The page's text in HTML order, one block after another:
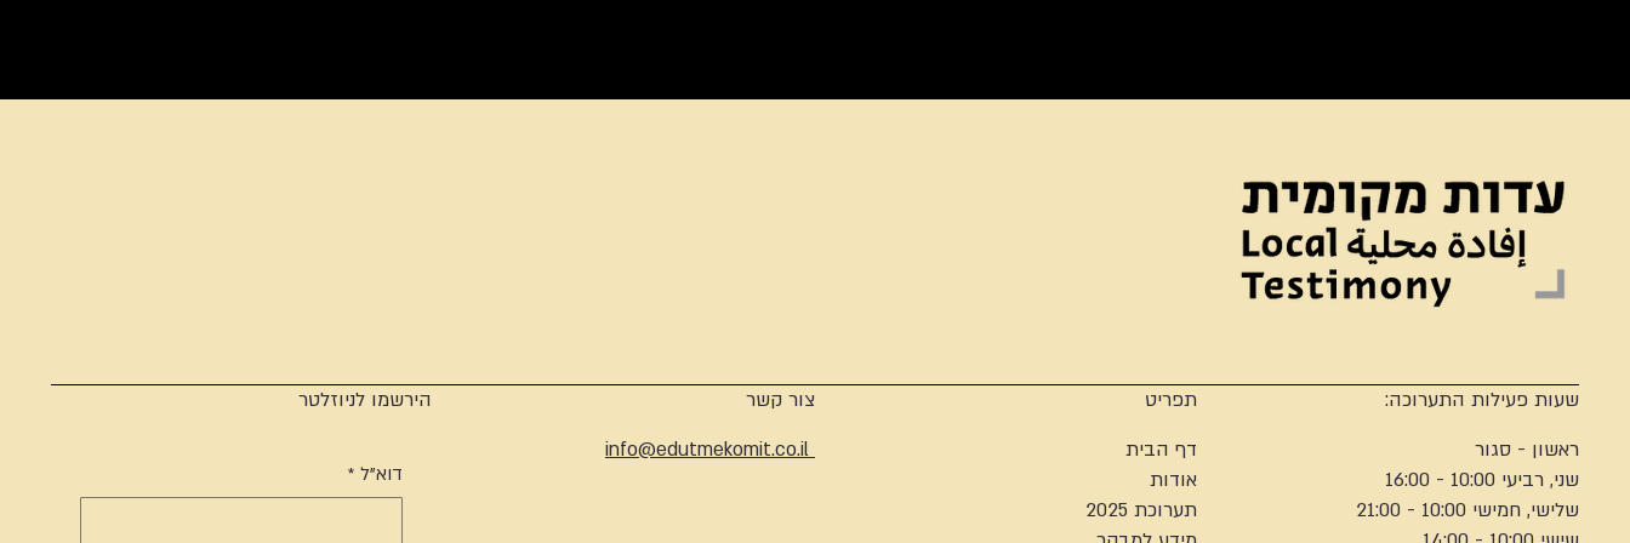
שעות פעילות התערוכה:
ראשון - סגור
שני, רביעי 10:00 - 16:00
שלישי, חמישי 10:00 - 21:00
תפריט
דף הבית
אודות
תערוכת 2025
צור קשר
info@edutmekomit.co.il
הירשמו לניוזלטר
דוא"ל *